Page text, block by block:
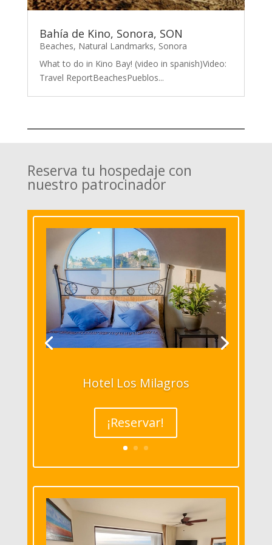
Bahía de Kino, Sonora, SON
Beaches, Natural Landmarks, Sonora
What to do in Kino Bay! (video in spanish)Video:
Travel ReportBeachesPueblos...
Reserva tu hospedaje con
nuestro patrocinador
Hotel Los Milagros
¡Reservar!